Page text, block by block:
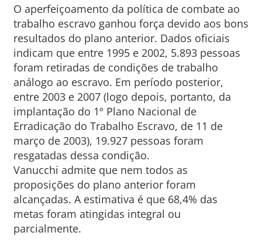
O aperfeiçoamento da política de combate ao
trabalho escravo ganhou força devido aos bons
resultados do plano anterior. Dados oficiais
indicam que entre 1995 e 2002, 5.893 pessoas
foram retiradas de condições de trabalho
análogo ao escravo. Em período posterior,
entre 2003 e 2007 (logo depois, portanto, da
implantação do 1º Plano Nacional de
Erradicação do Trabalho Escravo, de 11 de
março de 2003), 19.927 pessoas foram
resgatadas dessa condição.
Vanucchi admite que nem todos as
proposições do plano anterior foram
alcançadas. A estimativa é que 68,4% das
metas foram atingidas integral ou
parcialmente.